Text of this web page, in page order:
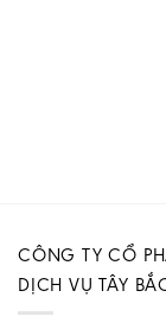
CÔNG TY CỔ
DỊCH VỤ TÂY